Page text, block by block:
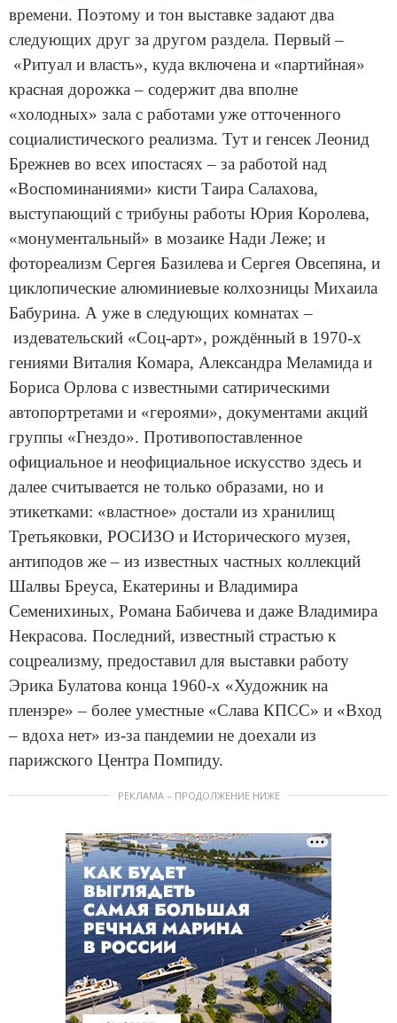
времени. Поэтому и тон выставке задают два
следующих друг за другом раздела. Первый –
«Ритуал и власть», куда включена и «партийная»
красная дорожка – содержит два вполне
«холодных» зала с работами уже отточенного
социалистического реализма. Тут и генсек Леонид
Брежнев во всех ипостасях – за работой над
«Воспоминаниями» кисти Таира Салахова,
выступающий с трибуны работы Юрия Королева,
«монументальный» в мозаике Нади Леже; и
фотореализм Сергея Базилева и Сергея Овсепяна, и
циклопические алюминиевые колхозницы Михаила
Бабурина. А уже в следующих комнатах –
издевательский «Соц-арт», рождённый в 1970-х
гениями Виталия Комара, Александра Меламида и
Бориса Орлова с известными сатирическими
автопортретами и «героями», документами акций
группы «Гнездо». Противопоставленное
официальное и неофициальное искусство здесь и
далее считывается не только образами, но и
этикетками: «властное» достали из хранилищ
Третьяковки, РОСИЗО и Исторического музея,
антиподов же – из известных частных коллекций
Шалвы Бреуса, Екатерины и Владимира
Семенихиных, Романа Бабичева и даже Владимира
Некрасова. Последний, известный страстью к
соцреализму, предоставил для выставки работу
Эрика Булатова конца 1960-х «Художник на
пленэре» – более уместные «Слава КПСС» и «Вход
– вдоха нет» из-за пандемии не доехали из
парижского Центра Помпиду.
РЕКЛАМА – ПРОДОЛЖЕНИЕ НИЖЕ